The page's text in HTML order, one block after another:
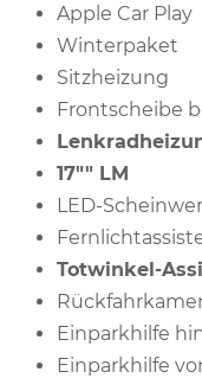
Apple Car Play
Winterpaket
Sitzheizung
Frontscheibe
17"" LM
LED-
Totwinkel-
Einparkhilfe
Einparkhilfe